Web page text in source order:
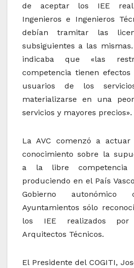
de aceptar los IEE
Ingenieros e Ingenieros
debían tramitar las
subsiguientes a las
indicaba que «las
competencia tienen
usuarios de los
materializarse en una
servicios y mayores precios».
La AVC comenzó a
conocimiento sobre la
a la libre
produciendo en el País
Gobierno autonómico
Ayuntamientos sólo
los IEE realizados
Arquitectos Técnicos.
El Presidente del COGITI,